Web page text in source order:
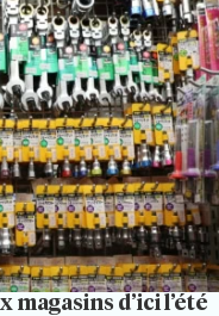
d’ici l’été